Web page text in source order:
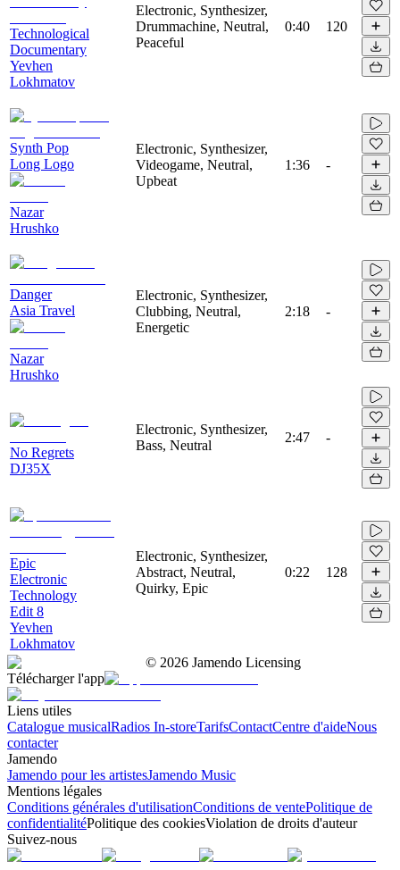
Technological
Documentary
Yevhen
Lokhmatov
Electronic, Synthesizer,
Drummachine, Neutral,
Peaceful
0:40 120
Synth Pop
Long Logo
Nazar
Hrushko
Electronic, Synthesizer,
Videogame, Neutral,
Upbeat
1:36 -
Danger
Asia Travel
Nazar
Hrushko
Electronic, Synthesizer,
Clubbing, Neutral,
Energetic
2:18 -
No Regrets
DJ35X
Electronic, Synthesizer,
Bass, Neutral
2:47 -
Epic
Electronic
Technology
Edit 8
Yevhen
Lokhmatov
Electronic, Synthesizer,
Abstract, Neutral,
Quirky, Epic
0:22 128
© 2026 Jamendo Licensing
Télécharger l'app
Liens utiles
Catalogue musicalRadios In-storeTarifsContactCentre d'aideNous
contacter
Jamendo
Jamendo pour les artistesJamendo Music
Mentions légales
Conditions générales d'utilisationConditions de ventePolitique de
confidentialitéPolitique des cookiesViolation de droits d'auteur
Suivez-nous